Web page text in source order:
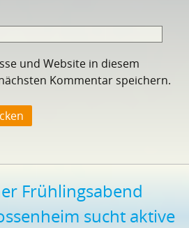
und Website in diesem
Kommentar speichern.
Frühlingsabend
sucht aktive